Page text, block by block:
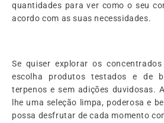
quantidades para ver como o seu
acordo com as suas necessidades.
Se quiser explorar os
escolha produtos testados e de
terpenos e sem adições duvidosas.
lhe uma seleção limpa, poderosa e
possa desfrutar de cada momento